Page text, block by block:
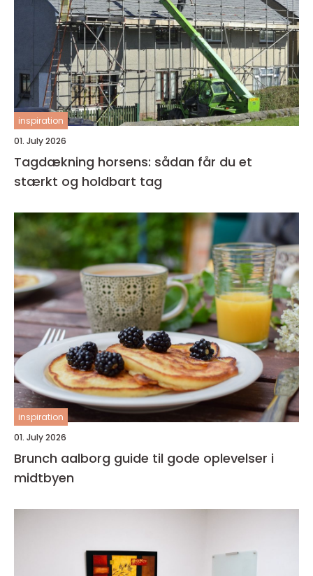
inspiration
01. July 2026
Tagdækning horsens: sådan får du et
stærkt og holdbart tag
inspiration
01. July 2026
Brunch aalborg guide til gode oplevelser i
midtbyen